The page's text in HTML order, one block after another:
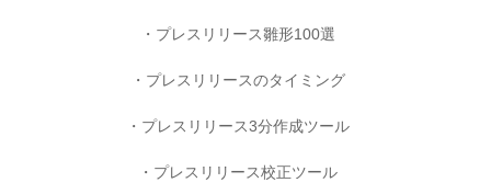
プレスリリース雛形100選
プレスリリースのタイミング
プレスリリース3分作成ツール
プレスリリース校正ツール